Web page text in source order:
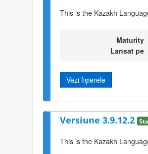
This is the Kazakh
Maturity
Lansat pe
Vezi fișierele
Versiune 3.9.12.2
This is the Kazakh